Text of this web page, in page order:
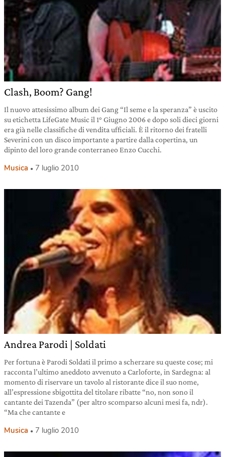
Clash, Boom? Gang!
Il nuovo attesissimo album dei Gang “Il seme e la speranza” è uscito
su etichetta LifeGate Music il 1° Giugno 2006 e dopo soli dieci giorni
era già nelle classifiche di vendita ufficiali. È il ritorno dei fratelli
Severini con un disco importante a partire dalla copertina, un
dipinto del loro grande conterraneo Enzo Cucchi.
Musica 7 luglio 2010
Andrea Parodi | Soldati
Per fortuna è Parodi Soldati il primo a scherzare su queste cose; mi
racconta l’ultimo aneddoto avvenuto a Carloforte, in Sardegna: al
momento di riservare un tavolo al ristorante dice il suo nome,
all’espressione sbigottita del titolare ribatte “no, non sono il
cantante dei Tazenda” (per altro scomparso alcuni mesi fa, ndr).
“Ma che cantante e
Musica 7 luglio 2010